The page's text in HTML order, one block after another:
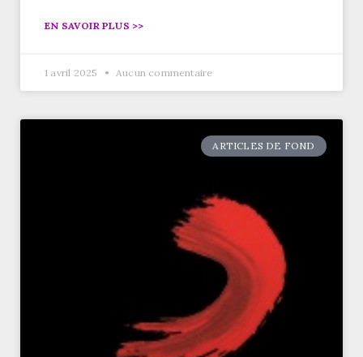
EN SAVOIR PLUS >>
1 avril 2025 Aucun commentaire
ARTICLES DE FOND